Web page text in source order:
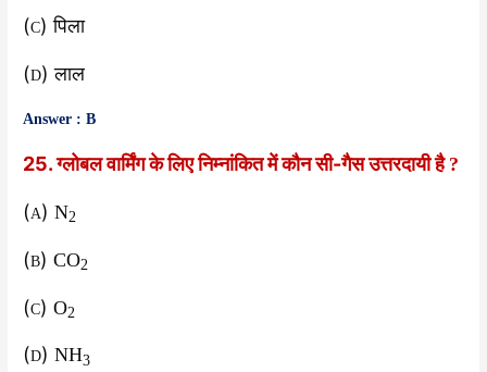
(C) पिला
(D) लाल
Answer : B
25. ग्लोबल वार्मिंग के लिए निम्नांकित में कौन सी-गैस उत्तरदायी है ?
(A) N2
(B) CO2
(C) O2
(D) NH3